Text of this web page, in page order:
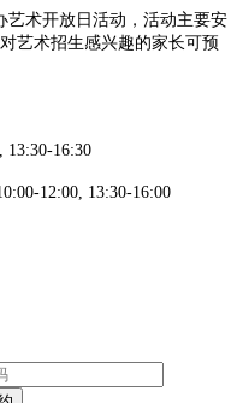
艺术开放日活动，活动主要安
艺术招生感兴趣的家长可预
16:30
12:00, 13:30-16:00